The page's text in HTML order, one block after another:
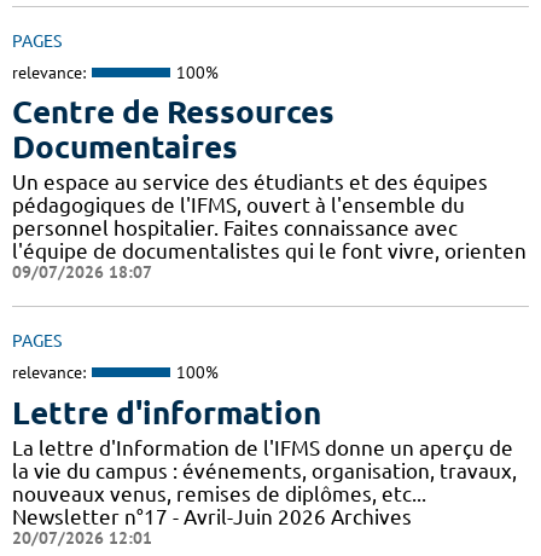
PAGES
relevance: 100%
Centre de Ressources
Documentaires
Un espace au service des étudiants et des équipes
pédagogiques de l'IFMS, ouvert à l'ensemble du
personnel hospitalier. Faites connaissance avec
l'équipe de documentalistes qui le font vivre, orienten
09/07/2026 18:07
PAGES
relevance: 100%
Lettre d'information
La lettre d'Information de l'IFMS donne un aperçu de
la vie du campus : événements, organisation, travaux,
nouveaux venus, remises de diplômes, etc...
Newsletter n°17 - Avril-Juin 2026 Archives
20/07/2026 12:01